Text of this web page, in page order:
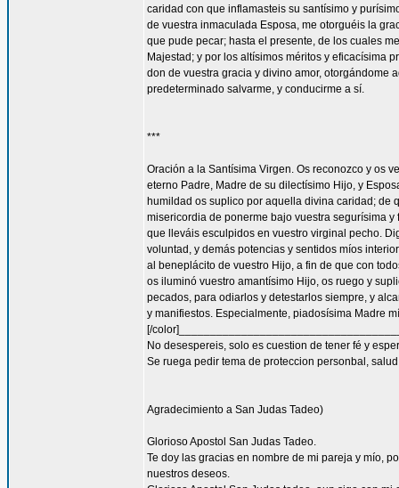
caridad con que inflamasteis su santísimo y
de vuestra inmaculada Esposa, me otorguéis la
que pude pecar; hasta el presente, de los cuales
Majestad; y por los altísimos méritos y eficacísima
don de vuestra gracia y divino amor, otorgándome
predeterminado salvarme, y conducirme a sí.
***
Oración a la Santísima Virgen. Os reconozco y os
eterno Padre, Madre de su dilectísimo Hijo, y
humildad os suplico por aquella divina caridad; de
misericordia de ponerme bajo vuestra segurísima
que lleváis esculpidos en vuestro virginal pecho.
voluntad, y demás potencias y sentidos míos
al beneplácito de vuestro Hijo, a fin de que con
os iluminó vuestro amantísimo Hijo, os ruego y
pecados, para odiarlos y detestarlos siempre, y
y manifiestos. Especialmente, piadosísima Madre
[/
No desespereis, solo es cuestion de tener fé y
Se ruega pedir tema de proteccion personbal,
Agradecimiento a San Judas Tadeo)
Glorioso Apostol San Judas Tadeo.
Te doy las gracias en nombre de mi pareja y mío,
nuestros deseos.